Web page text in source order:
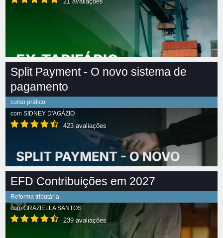
Split Payment - O novo sistema de
pagamento
curso prático
com SIDNEY D'AGÁZIO
423 avaliações
EFD Contribuições em 2027
Reforma tributária
comGRAZIELLA SANTOS
239 avaliações